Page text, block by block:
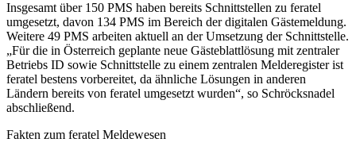
Insgesamt über 150 PMS haben bereits Schnittstellen zu feratel
umgesetzt, davon 134 PMS im Bereich der digitalen Gästemeldung.
Weitere 49 PMS arbeiten aktuell an der Umsetzung der Schnittstelle.
„Für die in Österreich geplante neue Gästeblattlösung mit zentraler
Betriebs ID sowie Schnittstelle zu einem zentralen Melderegister ist
feratel bestens vorbereitet, da ähnliche Lösungen in anderen
Ländern bereits von feratel umgesetzt wurden“, so Schröcksnadel
abschließend.
Fakten zum feratel Meldewesen